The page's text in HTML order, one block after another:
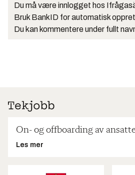
Du må være innlogget hos
Bruk BankID for automatisk
Du kan kommentere under fullt
On- og offboarding av
Les mer